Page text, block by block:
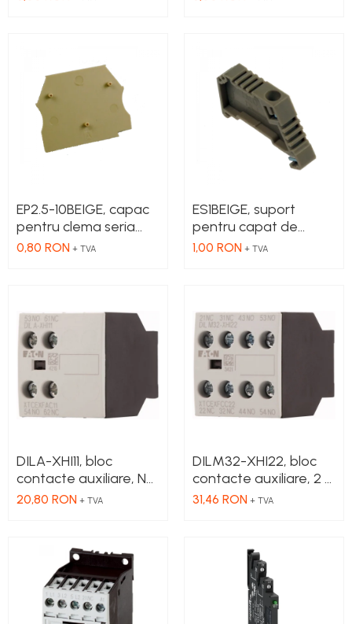
EP2.5-10BEIGE, capac
pentru clema seria
ER2.5, ER4, ER6, ER10
0,80 RON + TVA
ES1BEIGE, suport
pentru capat de
cleme
1,00 RON + TVA
DILA-XHI11, bloc
contacte auxiliare, NC
+ NO, montaj frontal
20,80 RON + TVA
DILM32-XHI22, bloc
contacte auxiliare, 2 x
NC + 2 x NO, 16 A,
31,46 RON + TVA